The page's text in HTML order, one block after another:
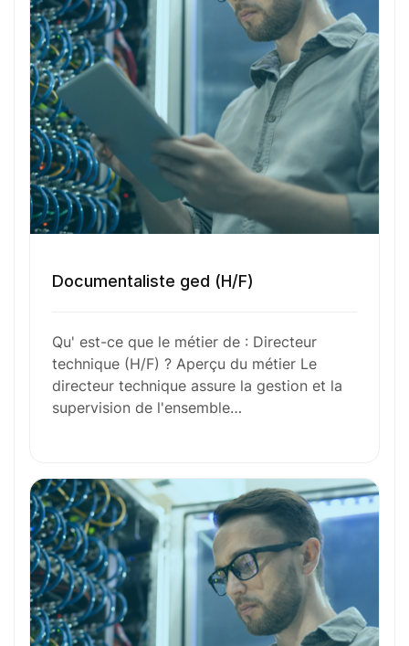
en place de stratégies d’innovation, le maintien de
la qualité des produits et services, ainsi que la
résolution des problèmes techniques. Le directeur
technique collabore étroitement avec les autres
départements pour garantir que les projets
respectent les budgets et les délais impartis.
Fonctions Principales
Outils et Technologies ️
Perspectives de carrière
Avantages
Documentaliste ged (H/F)
Qu' est-ce que le métier de : Directeur
technique (H/F) ? Aperçu du métier Le
directeur technique assure la gestion et la
supervision de l'ensemble…